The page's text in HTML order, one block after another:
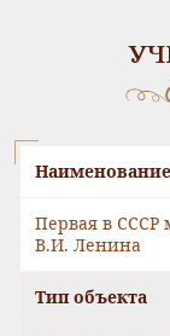
Первая в СССР
В.И. Ленина
Тип объекта